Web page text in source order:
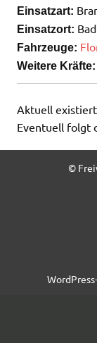
Einsatzart:
Einsatzort:
Fahrzeuge:
Weitere Kräfte:
Aktuell
Eventuell folgt
©